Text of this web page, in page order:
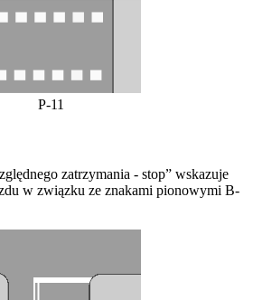
P-11
zatrzymania - stop” wskazuje
w związku ze znakami pionowymi B-